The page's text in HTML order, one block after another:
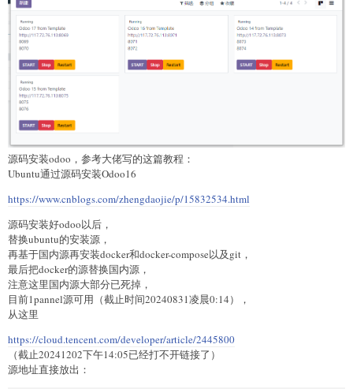
源码安装odoo，参考大佬写的这篇教程：
Ubuntu通过源码安装Odoo16
https://www.cnblogs.com/zhengdaojie/p/15832534.html
源码安装好odoo以后，
替换ubuntu的安装源，
再基于国内源再安装docker和docker-compose以及git，
最后把docker的源替换国内源，
注意这里国内源大部分已死掉，
目前1pannel源可用（截止时间20240831凌晨0:14），
从这里
https://cloud.tencent.com/developer/article/2445800
（截止20241202下午14:05已经打不开链接了）
源地址直接放出：